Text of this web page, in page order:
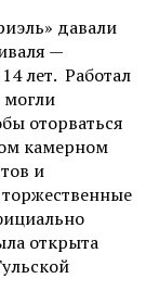
давали
—
лет. Работал
могли
оторваться
камерном
и
торжественные
открыта